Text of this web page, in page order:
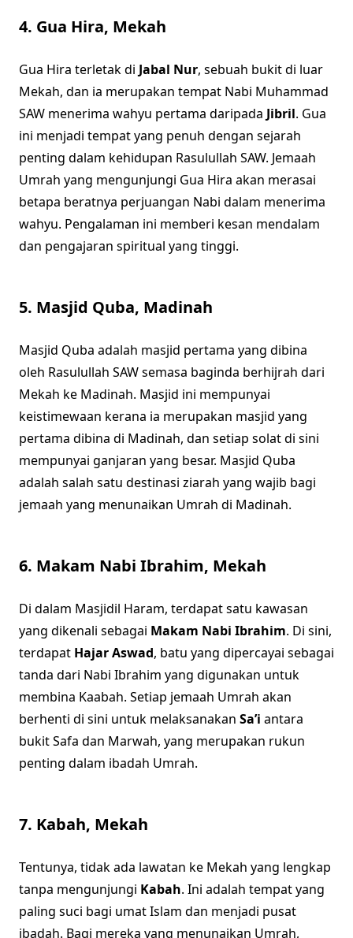
4. Gua Hira, Mekah
Gua Hira terletak di Jabal Nur, sebuah bukit di luar
Mekah, dan ia merupakan tempat Nabi Muhammad
SAW menerima wahyu pertama daripada Jibril. Gua
ini menjadi tempat yang penuh dengan sejarah
penting dalam kehidupan Rasulullah SAW. Jemaah
Umrah yang mengunjungi Gua Hira akan merasai
betapa beratnya perjuangan Nabi dalam menerima
wahyu. Pengalaman ini memberi kesan mendalam
dan pengajaran spiritual yang tinggi.
5. Masjid Quba, Madinah
Masjid Quba adalah masjid pertama yang dibina
oleh Rasulullah SAW semasa baginda berhijrah dari
Mekah ke Madinah. Masjid ini mempunyai
keistimewaan kerana ia merupakan masjid yang
pertama dibina di Madinah, dan setiap solat di sini
mempunyai ganjaran yang besar. Masjid Quba
adalah salah satu destinasi ziarah yang wajib bagi
jemaah yang menunaikan Umrah di Madinah.
6. Makam Nabi Ibrahim, Mekah
Di dalam Masjidil Haram, terdapat satu kawasan
yang dikenali sebagai Makam Nabi Ibrahim. Di sini,
terdapat Hajar Aswad, batu yang dipercayai sebagai
tanda dari Nabi Ibrahim yang digunakan untuk
membina Kaabah. Setiap jemaah Umrah akan
berhenti di sini untuk melaksanakan Sa’i antara
bukit Safa dan Marwah, yang merupakan rukun
penting dalam ibadah Umrah.
7. Kabah, Mekah
Tentunya, tidak ada lawatan ke Mekah yang lengkap
tanpa mengunjungi Kabah. Ini adalah tempat yang
paling suci bagi umat Islam dan menjadi pusat
ibadah. Bagi mereka yang menunaikan Umrah,